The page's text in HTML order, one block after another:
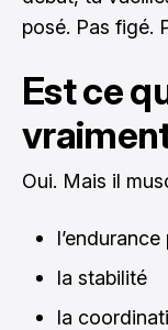
posé. Pas figé.
Est ce
Oui. Mais il
la stabilité
la